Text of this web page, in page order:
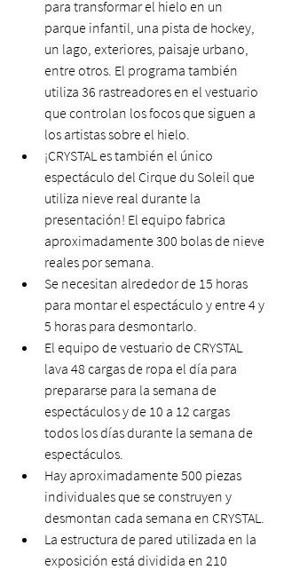
para transformar el hielo en un
parque infantil, una pista de hockey,
un lago, exteriores, paisaje urbano,
entre otros. El programa también
utiliza 36 rastreadores en el vestuario
que controlan los focos que siguen a
los artistas sobre el hielo.
¡CRYSTAL es también el único
espectáculo del Cirque du Soleil que
utiliza nieve real durante la
presentación! El equipo fabrica
aproximadamente 300 bolas de nieve
reales por semana.
Se necesitan alrededor de 15 horas
para montar el espectáculo y entre 4 y
5 horas para desmontarlo.
El equipo de vestuario de CRYSTAL
lava 48 cargas de ropa el día para
prepararse para la semana de
espectáculos y de 10 a 12 cargas
todos los días durante la semana de
espectáculos.
Hay aproximadamente 500 piezas
individuales que se construyen y
desmontan cada semana en CRYSTAL.
La estructura de pared utilizada en la
exposición está dividida en 210